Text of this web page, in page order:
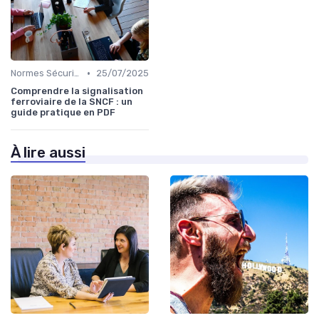
Normes Sécurité •
25/07/2025
Comprendre la signalisation
ferroviaire de la SNCF : un
guide pratique en PDF
À lire aussi